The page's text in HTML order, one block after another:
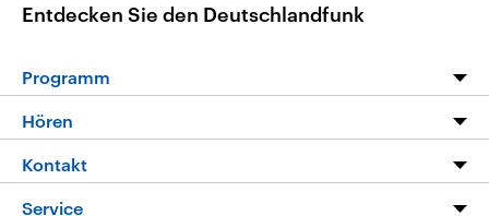
Entdecken Sie den Deutschlandfunk
Programm
Programm
Die Nachrichten
Hören
Livestream
Kontakt
Hörerservice
Service